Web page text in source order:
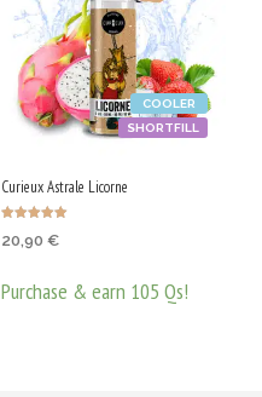
SHORTFILL
COOLER
Curieux Astrale Licorne
5.00
20,90 €
Purchase & earn 105 Qs!